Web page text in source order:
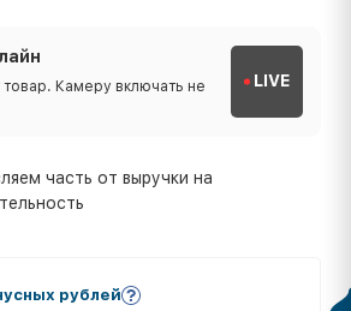
Камеру включать не
LIVE
часть от выручки на
рублей